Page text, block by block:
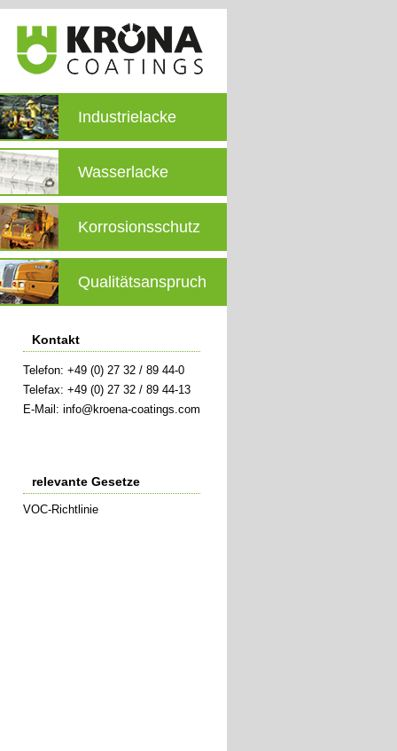
Industrielacke
Wasserlacke
Korrosionsschutz
Qualitätsanspruch
Kontakt
Telefon: +49 (0) 27 32 / 89 44-0
Telefax: +49 (0) 27 32 / 89 44-13
E-Mail: info@kroena-coatings.com
relevante Gesetze
VOC-Richtlinie